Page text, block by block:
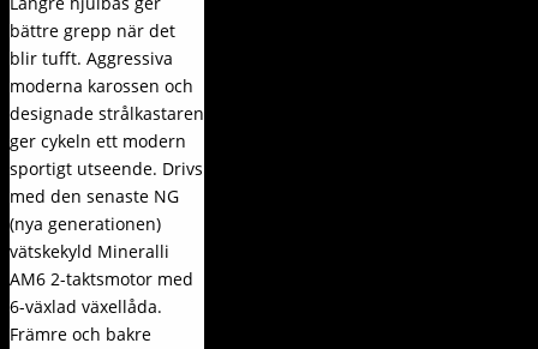
bättre grepp när det
blir tufft. Aggressiva
moderna karossen och
designade strålkastaren
ger cykeln ett modern
sportigt utseende. Drivs
med den senaste NG
(nya generationen)
vätskekyld Mineralli
AM6 2-taktsmotor med
6-växlad växellåda.
Främre och bakre